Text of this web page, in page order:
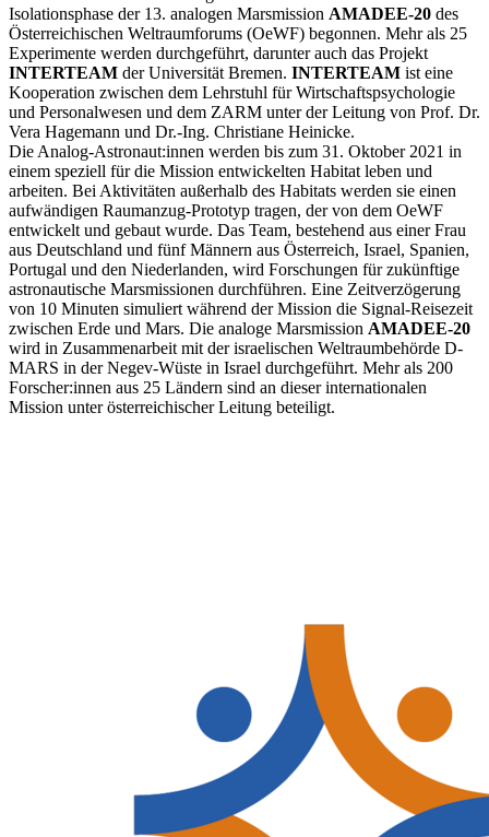
Isolationsphase der 13. analogen Marsmission AMADEE-20 des
Österreichischen Weltraumforums (OeWF) begonnen. Mehr als 25
Experimente werden durchgeführt, darunter auch das Projekt
INTERTEAM der Universität Bremen. INTERTEAM ist eine
Kooperation zwischen dem Lehrstuhl für Wirtschaftspsychologie
und Personalwesen und dem ZARM unter der Leitung von Prof. Dr.
Vera Hagemann und Dr.-Ing. Christiane Heinicke.
Die Analog-Astronaut:innen werden bis zum 31. Oktober 2021 in
einem speziell für die Mission entwickelten Habitat leben und
arbeiten. Bei Aktivitäten außerhalb des Habitats werden sie einen
aufwändigen Raumanzug-Prototyp tragen, der von dem OeWF
entwickelt und gebaut wurde. Das Team, bestehend aus einer Frau
aus Deutschland und fünf Männern aus Österreich, Israel, Spanien,
Portugal und den Niederlanden, wird Forschungen für zukünftige
astronautische Marsmissionen durchführen. Eine Zeitverzögerung
von 10 Minuten simuliert während der Mission die Signal-Reisezeit
zwischen Erde und Mars. Die analoge Marsmission AMADEE-20
wird in Zusammenarbeit mit der israelischen Weltraumbehörde D-
MARS in der Negev-Wüste in Israel durchgeführt. Mehr als 200
Forscher:innen aus 25 Ländern sind an dieser internationalen
Mission unter österreichischer Leitung beteiligt.